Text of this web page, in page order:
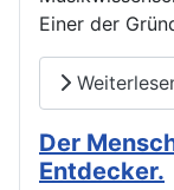
Einer der
Der
Entdecker.